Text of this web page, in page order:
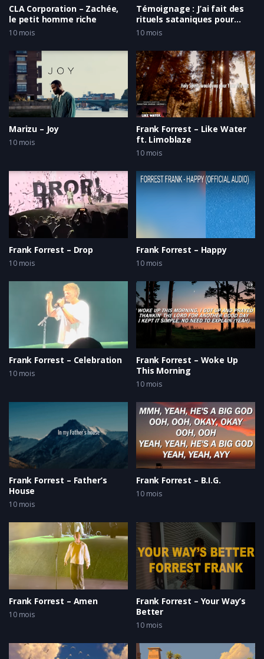
CLA Corporation – Zachée,
le petit homme riche
10 mois
Témoignage : J’ai fait des
rituels sataniques pour
réussir ma vie
10 mois
Marizu – Joy
10 mois
Frank Forrest – Like Water
ft. Limoblaze
10 mois
Frank Forrest – Drop
10 mois
Frank Forrest – Happy
10 mois
Frank Forrest – Celebration
10 mois
Frank Forrest – Woke Up
This Morning
10 mois
Frank Forrest – Father’s
House
10 mois
Frank Forrest – B.I.G.
10 mois
Frank Forrest – Amen
10 mois
Frank Forrest – Your Way’s
Better
10 mois